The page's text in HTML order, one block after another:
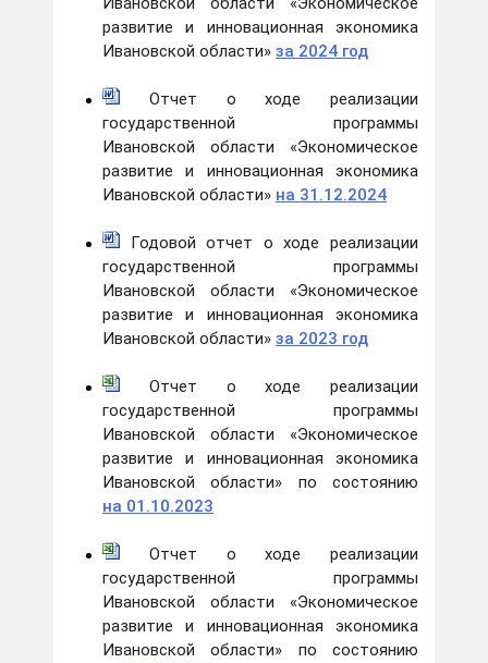
развитие и инновационная экономика
Ивановской области» за 2024 год
Отчет о ходе реализации
государственной программы
Ивановской области «Экономическое
развитие и инновационная экономика
Ивановской области» на 31.12.2024
Годовой отчет о ходе реализации
государственной программы
Ивановской области «Экономическое
развитие и инновационная экономика
Ивановской области» за 2023 год
Отчет о ходе реализации
государственной программы
Ивановской области «Экономическое
развитие и инновационная экономика
Ивановской области» по состоянию
на 01.10.2023
Отчет о ходе реализации
государственной программы
Ивановской области «Экономическое
развитие и инновационная экономика
Ивановской области» по состоянию